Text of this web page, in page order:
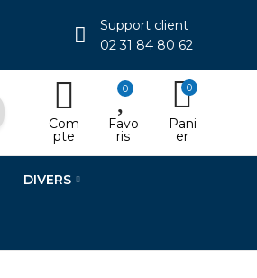
Support client
02 31 84 80 62
Com
pte
0
Favo
ris
0
Pani
er
DIVERS